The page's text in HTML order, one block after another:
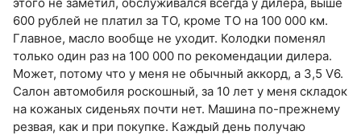
600 рублей не платил за ТО, кроме ТО на 100 000 км.
Главное, масло вообще не уходит. Колодки поменял
только один раз на 100 000 по рекомендации дилера.
Может, потому что у меня не обычный аккорд, а 3,5 V6.
Салон автомобиля роскошный, за 10 лет у меня складок
на кожаных сиденьях почти нет. Машина по-прежнему
резвая, как и при покупке. Каждый день получаю